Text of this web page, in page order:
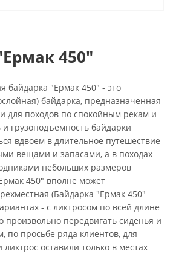
450"
байдарка "Ермак 450" - это
байдарка, предназначенная
для походов по спокойным рекам и
грузоподъемность байдарки
вдвоем в длительное путешествие
вещами и запасами, а в походах
небольших размеров
450" вполне может
(Байдарка "Ермак 450"
- с ликтросом по всей длине
произвольно передвигать сиденья и
по просьбе ряда клиентов, для
оставили только в местах